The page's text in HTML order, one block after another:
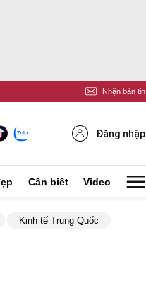
Nhận bản tin
Đăng nhập
Cần biết Video
Kinh tế Trung Quốc